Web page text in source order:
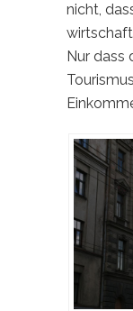
nicht,
Nur dass